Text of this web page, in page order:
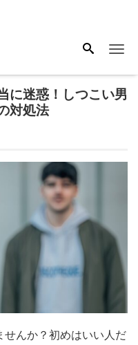
に迷惑！しつこい男
対処法
せんか？初めはいい人だ